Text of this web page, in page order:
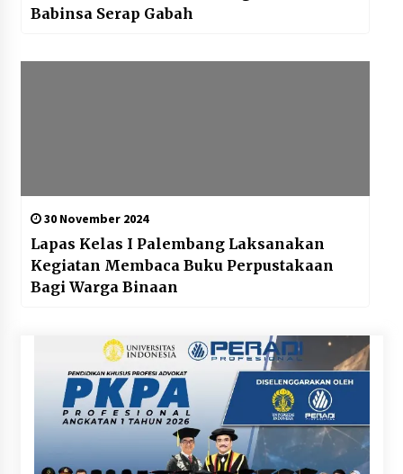
Babinsa Serap Gabah
30 November 2024
Lapas Kelas I Palembang Laksanakan
Kegiatan Membaca Buku Perpustakaan
Bagi Warga Binaan